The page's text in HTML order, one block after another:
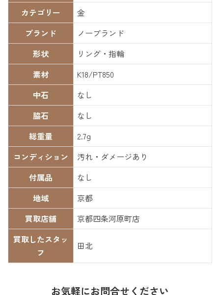
カテゴリー
金
ブランド
ノーブランド
形状
リング・指輪
素材
K18/PT850
中石
なし
脇石
なし
総重量
2.7g
コンディション
汚れ・ダメージあり
付属品
なし
地域
京都
買取店舗
京都四条河原町店
買取したスタッ
フ
田北
お気軽にお問合せください